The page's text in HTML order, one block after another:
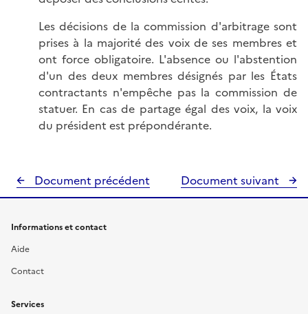
Les décisions de la commission d'arbitrage sont
prises à la majorité des voix de ses membres et
ont force obligatoire. L'absence ou l'abstention
d'un des deux membres désignés par les États
contractants n'empêche pas la commission de
statuer. En cas de partage égal des voix, la voix
du président est prépondérante.
Document précédent Document suivant
Informations et contact
Aide
Contact
Services